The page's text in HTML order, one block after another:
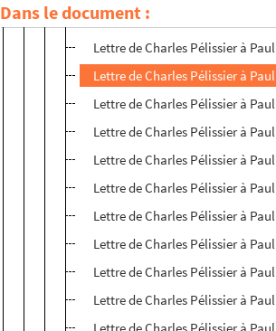
Dans le document :Lettre de Charles Pélissier à
Lettre de Charles Pélissier à
Lettre de Charles Pélissier à
Lettre de Charles Pélissier à
Lettre de Charles Pélissier à
Lettre de Charles Pélissier à
Lettre de Charles Pélissier à
Lettre de Charles Pélissier à
Lettre de Charles Pélissier à
Lettre de Charles Pélissier à
Lettre de Charles Pélissier à